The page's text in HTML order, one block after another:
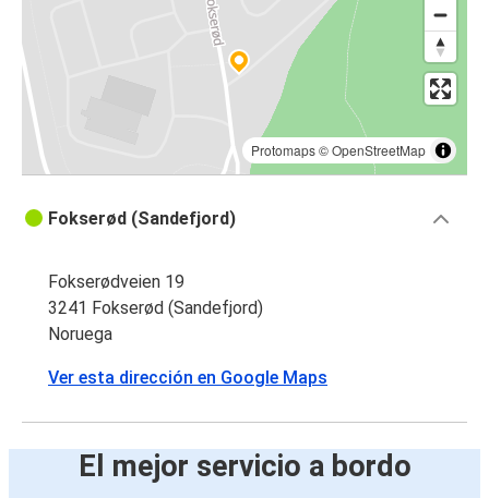
Protomaps©OpenStreetMap
Fokserød (Sandefjord)
Fokserødveien 19
3241 Fokserød (Sandefjord)
Noruega
Ver esta dirección en Google Maps
El mejor servicio a bordo